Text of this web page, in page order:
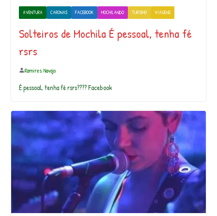
AVENTURA CARONAS FACEBOOK MOCHILANDO TURISMO VIAGENS
Solteiros de Mochila É pessoal, tenha fé
rsrs
Ramires Navajo
É pessoal, tenha fé rsrs???? Facebook